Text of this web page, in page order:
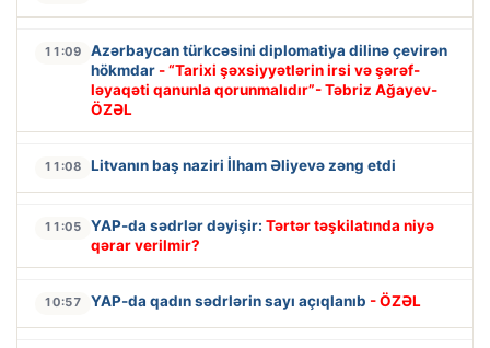
11:09
Azərbaycan türkcəsini diplomatiya dilinə çevirən
hökmdar - “Tarixi şəxsiyyətlərin irsi və şərəf-
ləyaqəti qanunla qorunmalıdır”- Təbriz Ağayev-
ÖZƏL
11:08 Litvanın baş naziri İlham Əliyevə zəng etdi
11:05 YAP-da sədrlər dəyişir: Tərtər təşkilatında niyə
qərar verilmir?
10:57 YAP-da qadın sədrlərin sayı açıqlanıb - ÖZƏL